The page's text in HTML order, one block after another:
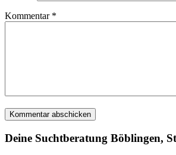
Kommentar *
Deine Suchtberatung Böblingen,